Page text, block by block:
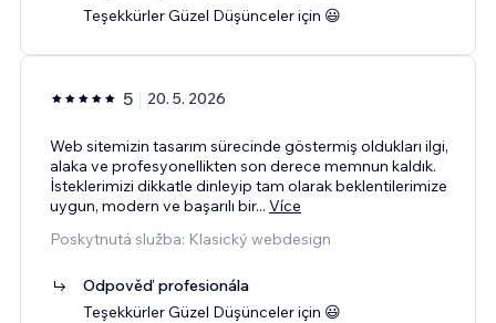
Teşekkürler Güzel Düşünceler için 😃
5 20. 5. 2026
Web sitemizin tasarım sürecinde göstermiş oldukları ilgi,
alaka ve profesyonellikten son derece memnun kaldık.
İsteklerimizi dikkatle dinleyip tam olarak beklentilerimize
uygun, modern ve başarılı bir... Více
Poskytnutá služba: Klasický webdesign
Odpověď profesionála
Teşekkürler Güzel Düşünceler için 😃